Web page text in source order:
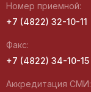
Номер приемной:
+7 (4822) 32-10-11
Факс:
+7 (4822) 34-10-15
Аккредитация СМИ: